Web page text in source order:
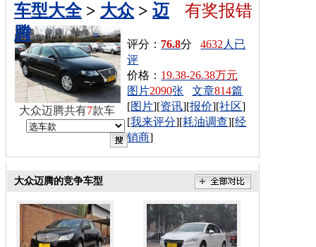
有奖报错
车型大全> 大众> 迈
腾
评分： 76.8分4632 人已
评
价格： 19.38-26.38万元
图片2090张 文章814篇
[图片][资讯][报价][社区]
[我来评分][耗油调查][经
销商]
大众迈腾共有7款车
大众迈腾的竞争车型